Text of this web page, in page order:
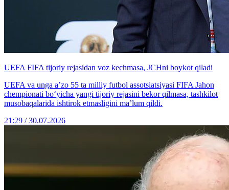
UEFA FIFA tijoriy rejasidan voz kechmasa, JCHni boykot qiladi
UEFA va unga a’zo 55 ta milliy futbol assotsiatsiyasi FIFA Jahon
chempionati bo‘yicha yangi tijoriy rejasini bekor qilmasa, tashkilot
musobaqalarida ishtirok etmasligini ma’lum qildi.
21:29 / 30.07.2026